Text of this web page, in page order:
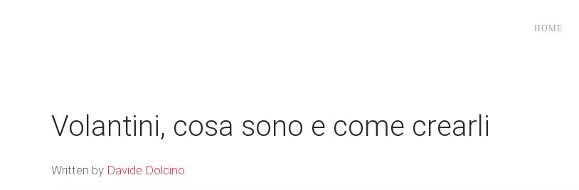
HOME
Volantini, cosa sono e come crearli
Written by Davide Dolcino